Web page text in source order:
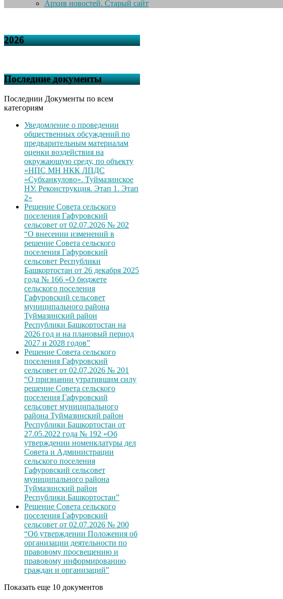
Архив новостей. Старый сайт
2026
Последние документы
Последнии Документы по всем
категориям
Уведомление о проведении
общественных обсуждений по
предварительным материалам
оценки воздействия на
окружающую среду, по объекту
«НПС МН НКК ЛПДС
«Субханкулово». Туймазинское
НУ. Реконструкция. Этап 1. Этап
2»
Решение Совета сельского
поселения Гафуровский
сельсовет от 02.07.2026 № 202
“О внесении изменений в
решение Совета сельского
поселения Гафуровский
сельсовет Республики
Башкортостан от 26 декабря 2025
года № 166 «О бюджете
сельского поселения
Гафуровский сельсовет
муниципального района
Туймазинский район
Республики Башкортостан на
2026 год и на плановый период
2027 и 2028 годов”
Решение Совета сельского
поселения Гафуровский
сельсовет от 02.07.2026 № 201
“О признании утратившим силу
решение Совета сельского
поселения Гафуровский
сельсовет муниципального
района Туймазинский район
Республики Башкортостан от
27.05.2022 года № 192 «Об
утверждении номенклатуры дел
Совета и Администрации
сельского поселения
Гафуровский сельсовет
муниципального района
Туймазинский район
Республики Башкортостан”
Решение Совета сельского
поселения Гафуровский
сельсовет от 02.07.2026 № 200
“Об утверждении Положения об
организации деятельности по
правовому просвещению и
правовому информированию
граждан и организаций”
Показать еще 10 документов